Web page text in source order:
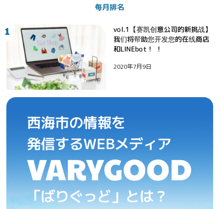
每月排名
1 vol.1【赛凯创意公司的新挑战】
我们将帮助您开发您的在线商店
和LINEbot！ ！
2020年7月9日